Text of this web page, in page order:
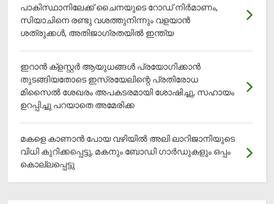
പാകിസ്ഥാനിലേക്ക് ചൈനയുടെ റോഡ് നിർമാണം,
സിയാചിനെ രണ്ടു വശത്തുനിന്നും വളയാൻ
ശത്രുക്കൾ, അതിജാ​ഗ്രതയിൽ ഇന്ത്യ
ഇറാന്‍ ക്‌ളസ്റ്റര്‍ ആയുധങ്ങള്‍ പ്രയോഗിക്കാന്‍
തുടങ്ങിയതോടെ ഇസ്രയേലിന്റെ പ്രതിരോധ
മിസൈല്‍ ശേഖരം അപകടരമായി ശോഷിച്ചു, സഹായം
ഉറപ്പിച്ചു പറയാതെ അമേരിക്ക
മകളെ കാണാന്‍ പോയ വഴിയില്‍ അലി ലാറിജാനിയുടെ
വിധി കുറിക്കപ്പെട്ടു, മകനും ബോഡി ഗാര്‍ഡുകളും ഒപ്പം
കൊല്ലപ്പെട്ടു